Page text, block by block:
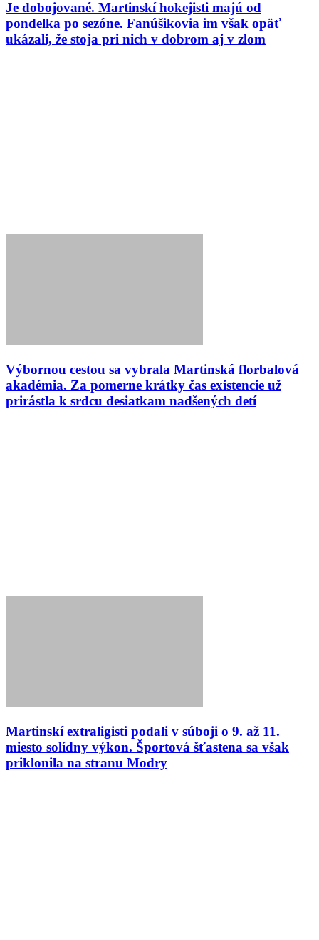
Je dobojované. Martinskí hokejisti majú od
pondelka po sezóne. Fanúšikovia im však opäť
ukázali, že stoja pri nich v dobrom aj v zlom
Výbornou cestou sa vybrala Martinská florbalová
akadémia. Za pomerne krátky čas existencie už
prirástla k srdcu desiatkam nadšených detí
Martinskí extraligisti podali v súboji o 9. až 11.
miesto solídny výkon. Športová šťastena sa však
priklonila na stranu Modry